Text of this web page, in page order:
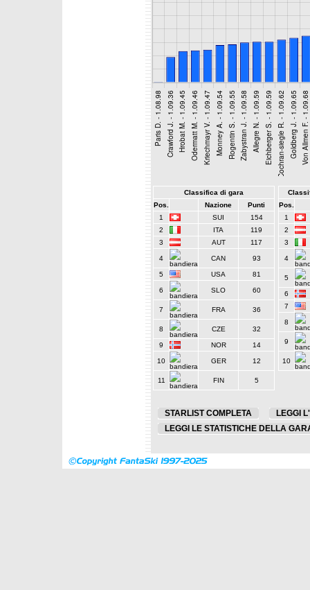
Classifica di gara
Pos.
Nazione
Punti
1
SUI
154
2
ITA
119
3
AUT 117
4 CAN 93
5 USA 81
6 SLO 60
7 FRA 36
8 CZE 32
9 NOR 14
10 GER 12
11 FIN 5
Pos.
1
2
3
4
5
6
7
8
9
10
STARLIST COMPLETA
LEGGI
LEGGI LE STATISTICHE DELLA